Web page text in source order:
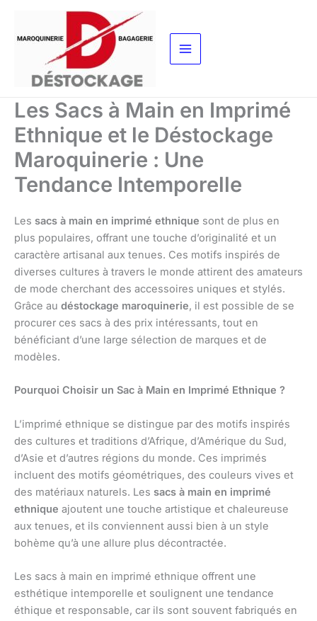
contenu
Les Sacs à Main en Imprimé
Ethnique et le Déstockage
Maroquinerie : Une
Tendance Intemporelle
Les sacs à main en imprimé ethnique sont de plus en
plus populaires, offrant une touche d’originalité et un
caractère artisanal aux tenues. Ces motifs inspirés de
diverses cultures à travers le monde attirent des amateurs
de mode cherchant des accessoires uniques et stylés.
Grâce au déstockage maroquinerie, il est possible de se
procurer ces sacs à des prix intéressants, tout en
bénéficiant d’une large sélection de marques et de
modèles.
Pourquoi Choisir un Sac à Main en Imprimé Ethnique ?
L’imprimé ethnique se distingue par des motifs inspirés
des cultures et traditions d’Afrique, d’Amérique du Sud,
d’Asie et d’autres régions du monde. Ces imprimés
incluent des motifs géométriques, des couleurs vives et
des matériaux naturels. Les sacs à main en imprimé
ethnique ajoutent une touche artistique et chaleureuse
aux tenues, et ils conviennent aussi bien à un style
bohème qu’à une allure plus décontractée.
Les sacs à main en imprimé ethnique offrent une
esthétique intemporelle et soulignent une tendance
éthique et responsable, car ils sont souvent fabriqués en